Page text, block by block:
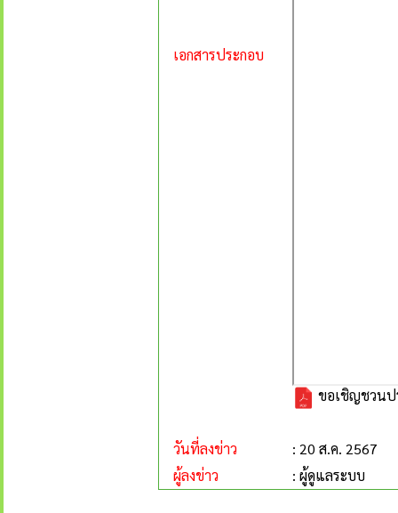
เอกสารประกอบ
ขอเชิญชวนป
วันที่ลงข่าว
: 20 ส.ค. 2567
ผู้ลงข่าว
: ผู้ดูแลระบบ